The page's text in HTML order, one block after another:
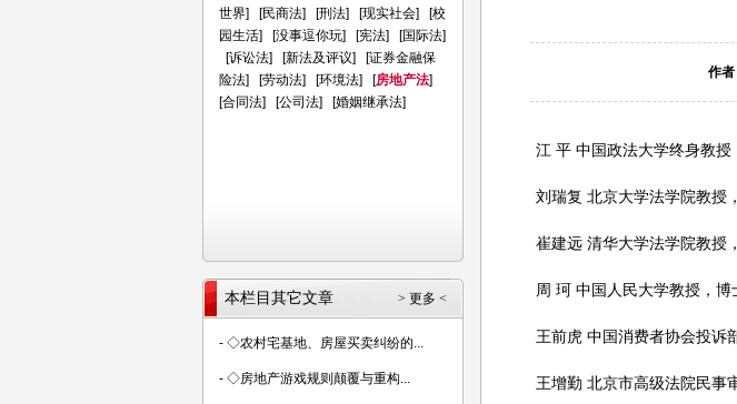
作
江 平 中国政法大学终身教授
刘瑞复 北京大学法学院教授
崔建远 清华大学法学院教授
周 珂 中国人民大学教授，博
王前虎 中国消费者协会投诉
王增勤 北京市高级法院民事
世界] [民商法] [刑法] [现实社会] [校
园生活] [没事逗你玩] [宪法] [国际法]
[诉讼法] [新法及评议] [证券金融保
险法] [劳动法] [环境法] [房地产法]
[合同法] [公司法] [婚姻继承法]
> 更多 <
本栏目其它文章
- ◇农村宅基地、房屋买卖纠纷的...
- ◇房地产游戏规则颠覆与重构...